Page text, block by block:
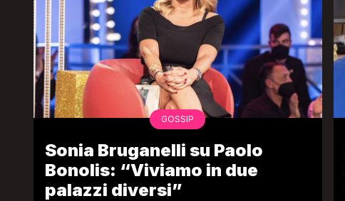
GOSSIP
Sonia Bruganelli su Paolo
Bonolis: “Viviamo in due
palazzi diversi”